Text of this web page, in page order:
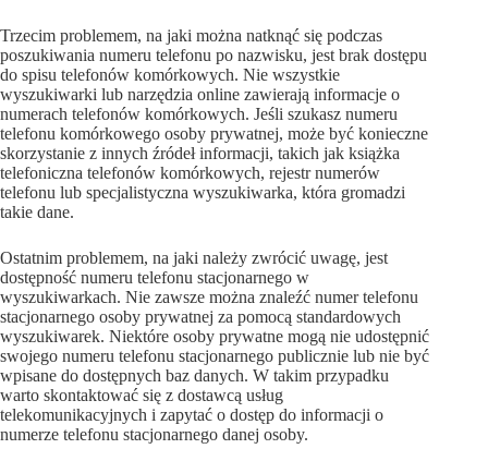
Trzecim problemem, na jaki można natknąć się podczas
poszukiwania numeru telefonu po nazwisku, jest brak dostępu
do spisu telefonów komórkowych. Nie wszystkie
wyszukiwarki lub narzędzia online zawierają informacje o
numerach telefonów komórkowych. Jeśli szukasz numeru
telefonu komórkowego osoby prywatnej, może być konieczne
skorzystanie z innych źródeł informacji, takich jak książka
telefoniczna telefonów komórkowych, rejestr numerów
telefonu lub specjalistyczna wyszukiwarka, która gromadzi
takie dane.
Ostatnim problemem, na jaki należy zwrócić uwagę, jest
dostępność numeru telefonu stacjonarnego w
wyszukiwarkach. Nie zawsze można znaleźć numer telefonu
stacjonarnego osoby prywatnej za pomocą standardowych
wyszukiwarek. Niektóre osoby prywatne mogą nie udostępnić
swojego numeru telefonu stacjonarnego publicznie lub nie być
wpisane do dostępnych baz danych. W takim przypadku
warto skontaktować się z dostawcą usług
telekomunikacyjnych i zapytać o dostęp do informacji o
numerze telefonu stacjonarnego danej osoby.